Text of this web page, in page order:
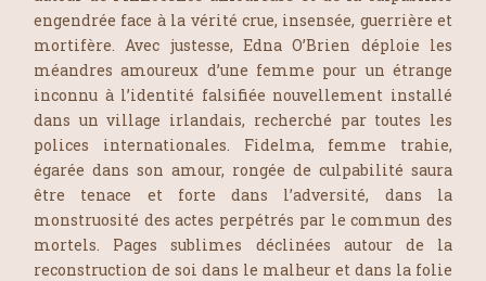
engendrée face à la vérité crue, insensée, guerrière et
mortifère. Avec justesse, Edna O’Brien déploie les
méandres amoureux d’une femme pour un étrange
inconnu à l’identité falsifiée nouvellement installé
dans un village irlandais, recherché par toutes les
polices internationales. Fidelma, femme trahie,
égarée dans son amour, rongée de culpabilité saura
être tenace et forte dans l’adversité, dans la
monstruosité des actes perpétrés par le commun des
mortels. Pages sublimes déclinées autour de la
reconstruction de soi dans le malheur et dans la folie